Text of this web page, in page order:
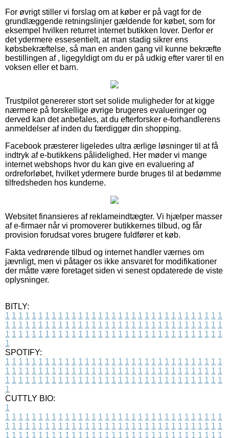
For øvrigt stiller vi forslag om at køber er på vagt for de
grundlæggende retningslinjer gældende for købet, som for
eksempel hvilken returret internet butikken lover. Derfor er
det ydermere essesentielt, at man stadig sikrer ens
købsbekræftelse, så man en anden gang vil kunne bekræfte
bestillingen af , ligegyldigt om du er på udkig efter varer til en
voksen eller et barn.
Trustpilot genererer stort set solide muligheder for at kigge
nærmere på forskellige øvrige brugeres evalueringer og
derved kan det anbefales, at du efterforsker e-forhandlerens
anmeldelser af inden du færdiggør din shopping.
Facebook præsterer ligeledes ultra ærlige løsninger til at få
indtryk af e-butikkens pålidelighed. Her møder vi mange
internet webshops hvor du kan give en evaluering af
ordreforløbet, hvilket ydermere burde bruges til at bedømme
tilfredsheden hos kunderne.
Websitet finansieres af reklameindtægter. Vi hjælper masser
af e-firmaer når vi promoverer butikkernes tilbud, og får
provision forudsat vores brugere fuldfører et køb.
Fakta vedrørende tilbud og internet handler værnes om
jævnligt, men vi påtager os ikke ansvaret for modifikationer
der måtte være foretaget siden vi senest opdaterede de viste
oplysninger.
BITLY:
1 1 1 1 1 1 1 1 1 1 1 1 1 1 1 1 1 1 1 1 1 1 1 1 1 1 1 1 1 1 1 1 1
1 1 1 1 1 1 1 1 1 1 1 1 1 1 1 1 1 1 1 1 1 1 1 1 1 1 1 1 1 1 1 1 1
1 1 1 1 1 1 1 1 1 1 1 1 1 1 1 1 1 1 1 1 1 1 1 1 1 1 1 1 1 1 1 1 1
1
SPOTIFY:
1 1 1 1 1 1 1 1 1 1 1 1 1 1 1 1 1 1 1 1 1 1 1 1 1 1 1 1 1 1 1 1 1
1 1 1 1 1 1 1 1 1 1 1 1 1 1 1 1 1 1 1 1 1 1 1 1 1 1 1 1 1 1 1 1 1
1 1 1 1 1 1 1 1 1 1 1 1 1 1 1 1 1 1 1 1 1 1 1 1 1 1 1 1 1 1 1 1 1
1
CUTTLY BIO:
1
1 1 1 1 1 1 1 1 1 1 1 1 1 1 1 1 1 1 1 1 1 1 1 1 1 1 1 1 1 1 1 1 1
1 1 1 1 1 1 1 1 1 1 1 1 1 1 1 1 1 1 1 1 1 1 1 1 1 1 1 1 1 1 1 1 1
1 1 1 1 1 1 1 1 1 1 1 1 1 1 1 1 1 1 1 1 1 1 1 1 1 1 1 1 1 1 1 1 1